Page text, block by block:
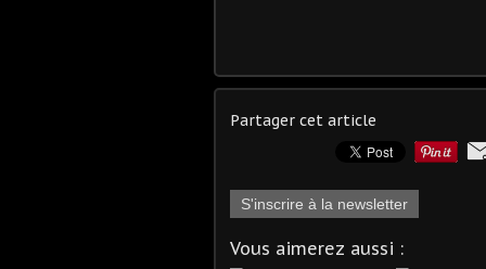
Partager cet article
S'inscrire à la newsletter
Vous aimerez aussi :